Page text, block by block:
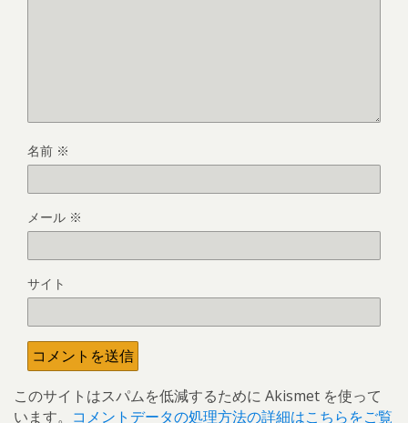
名前 ※
メール ※
サイト
このサイトはスパムを低減するために Akismet を使って
います。 コメントデータの処理方法の詳細はこちらをご覧